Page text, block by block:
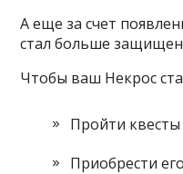
А еще за счет
стал больше
Чтобы ваш Некрос
Пройти
Приобрести